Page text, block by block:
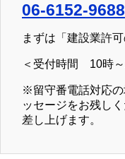
06-6152-9688
まずは「建設業許
＜受付時間 10時～
※留守番電話対応の
ッセージをお残し
差し上げます。